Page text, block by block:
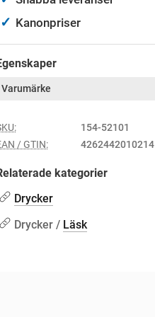
✓ Kanonpriser
Varumärke
154-52101
/ GTIN:
4262442010214
kategorier
Drycker
Drycker / Läsk